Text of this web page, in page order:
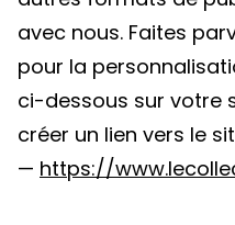
avec nous. Faites
pour la
ci-dessous sur votre
créer un lien vers le
— https://